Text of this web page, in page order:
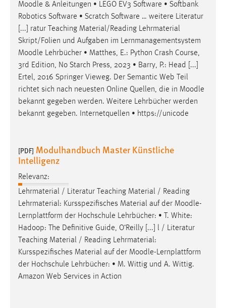
Moodle & Anleitungen • LEGO EV3 Software • Softbank
Robotics Software • Scratch Software … weitere Literatur
[...] ratur Teaching Material/Reading Lehrmaterial
Skript/Folien und Aufgaben im Lernmanagementsystem
Moodle Lehrbücher • Matthes, E.: Python Crash Course,
3rd Edition, No Starch Press, 2023 • Barry, P.: Head [...]
Ertel, 2016 Springer Vieweg. Der Semantic Web Teil
richtet sich nach neuesten Online Quellen, die in Moodle
bekannt gegeben werden. Weitere Lehrbücher werden
bekannt gegeben. Internetquellen • https://unicode
[PDF] Modulhandbuch Master Künstliche
Intelligenz
Relevanz:
Lehrmaterial / Literatur Teaching Material / Reading
Lehrmaterial: Kursspezifisches Material auf der Moodle-
Lernplattform der Hochschule Lehrbücher: • T. White:
Hadoop: The Definitive Guide, O‘Reilly [...] l / Literatur
Teaching Material / Reading Lehrmaterial:
Kursspezifisches Material auf der Moodle-Lernplattform
der Hochschule Lehrbücher: • M. Wittig und A. Wittig.
Amazon Web Services in Action